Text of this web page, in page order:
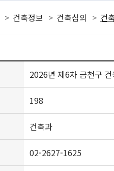
건축정보 건축심의 건
2026년 제6차 금천구
198
건축과
02-2627-1625